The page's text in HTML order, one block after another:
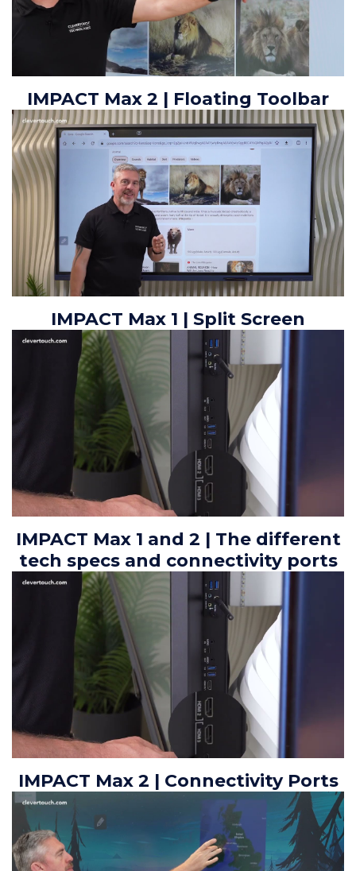
IMPACT Max 2 | Floating Toolbar
IMPACT Max 1 | Split Screen
IMPACT Max 1 and 2 | The different
tech specs and connectivity ports
IMPACT Max 2 | Connectivity Ports